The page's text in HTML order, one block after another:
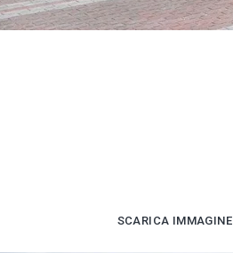
SCARICA IMMAGINE